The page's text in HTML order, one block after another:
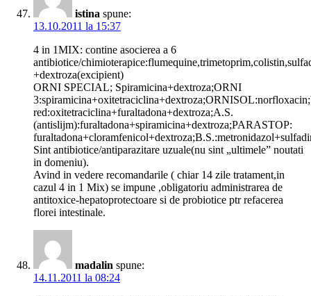
istina spune:
13.10.2011 la 15:37
4 in 1MIX: contine asocierea a 6
antibiotice/
+dextroza(excipient)
ORNI SPECIAL; Spiramicina+dextroza;ORNI
red:oxitetraciclina+furaltadona+dextroza;A.S.
(antislijm):furaltadona+spiramicina+dextroza;PARASTOP:
Sint antibiotice/antiparazitare uzuale(nu sint „ultimele” noutati
in domeniu).
Avind in vedere recomandarile ( chiar 14 zile tratament,in
cazul 4 in 1 Mix) se impune ,obligatoriu administrarea de
antitoxice-hepatoprotectoare si de probiotice ptr refacerea
florei intestinale.
madalin spune:
14.11.2011 la 08:24